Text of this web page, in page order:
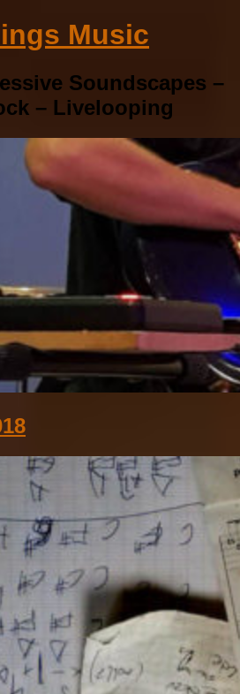
Music
Soundscapes –
– Livelooping